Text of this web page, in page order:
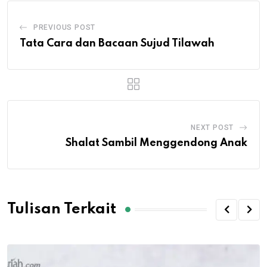
PREVIOUS POST
Tata Cara dan Bacaan Sujud Tilawah
NEXT POST
Shalat Sambil Menggendong Anak
Tulisan Terkait